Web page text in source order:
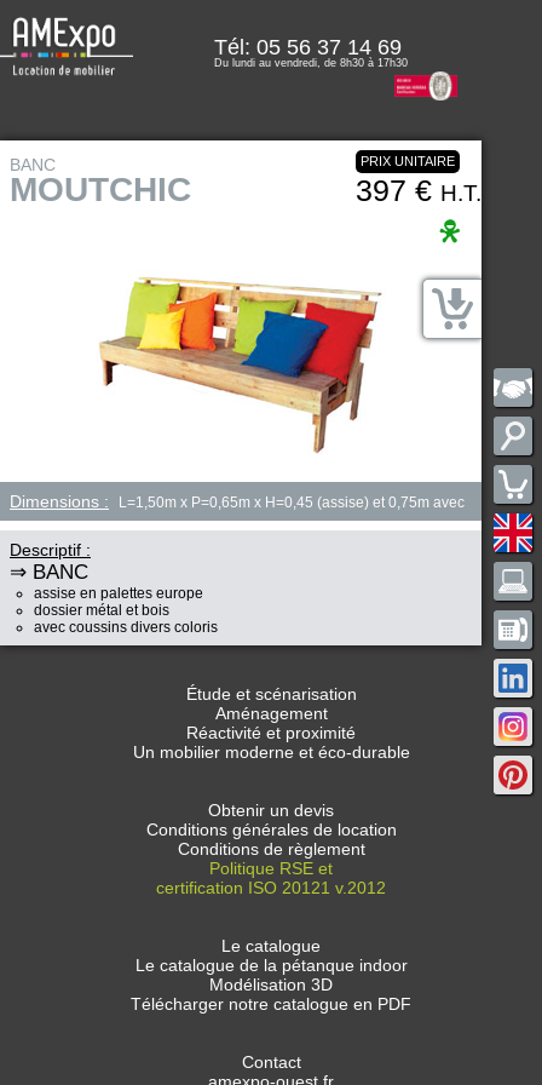
Tél: 05 56 37 14 69
Du lundi au vendredi, de 8h30 à 17h30
BANC
MOUTCHIC
PRIX UNITAIRE
397 € H.T.
Dimensions : L=1,50m x P=0,65m x H=0,45 (assise) et 0,75m avec
Descriptif :
⇒ BANC
assise en palettes europe
dossier métal et bois
avec coussins divers coloris
Étude et scénarisation
Aménagement
Réactivité et proximité
Un mobilier moderne et éco-durable
Obtenir un devis
Conditions générales de location
Conditions de règlement
Politique RSE et
certification ISO 20121 v.2012
Le catalogue
Le catalogue de la pétanque indoor
Modélisation 3D
Télécharger notre catalogue en PDF
Contact